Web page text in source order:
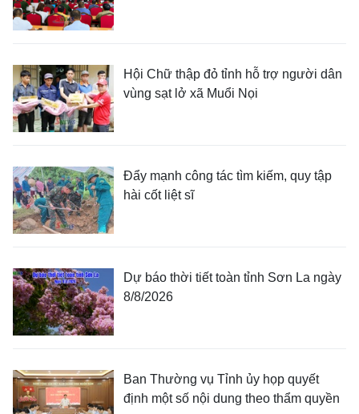
Hội Chữ thập đỏ tỉnh hỗ trợ người dân
vùng sạt lở xã Muổi Nọi
Đẩy mạnh công tác tìm kiếm, quy tập
hài cốt liệt sĩ
Dự báo thời tiết toàn tỉnh Sơn La ngày
8/8/2026
Ban Thường vụ Tỉnh ủy họp quyết
định một số nội dung theo thẩm quyền